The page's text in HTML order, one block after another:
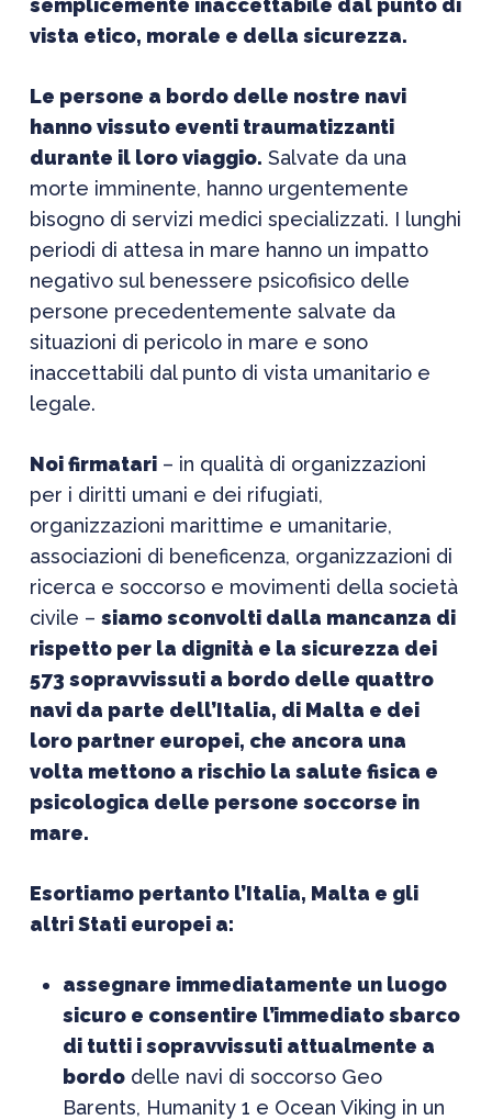
semplicemente inaccettabile dal punto di
vista etico, morale e della sicurezza.
Le persone a bordo delle nostre navi
hanno vissuto eventi traumatizzanti
durante il loro viaggio. Salvate da una
morte imminente, hanno urgentemente
bisogno di servizi medici specializzati. I lunghi
periodi di attesa in mare hanno un impatto
negativo sul benessere psicofisico delle
persone precedentemente salvate da
situazioni di pericolo in mare e sono
inaccettabili dal punto di vista umanitario e
legale.
Noi firmatari– in qualità di organizzazioni
per i diritti umani e dei rifugiati,
organizzazioni marittime e umanitarie,
associazioni di beneficenza, organizzazioni di
ricerca e soccorso e movimenti della società
civile – siamo sconvolti dalla mancanza di
rispetto per la dignità e la sicurezza dei
573 sopravvissuti a bordo delle quattro
navi da parte dell’Italia, di Malta e dei
loro partner europei, che ancora una
volta mettono a rischio la salute fisica e
psicologica delle persone soccorse in
mare.
Esortiamo pertanto l’Italia, Malta e gli
altri Stati europei a:
assegnare immediatamente un luogo
sicuro e consentire l’immediato sbarco
di tutti i sopravvissuti attualmente a
bordodelle navi di soccorso Geo
Barents, Humanity 1 e Ocean Viking in un